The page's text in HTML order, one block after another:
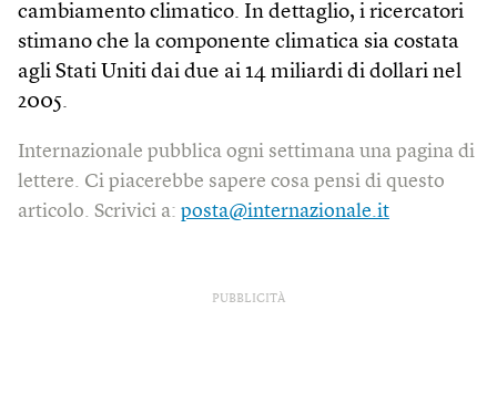
cambiamento climatico. In dettaglio, i ricercatori
stimano che la componente climatica sia costata
agli Stati Uniti dai due ai 14 miliardi di dollari nel
2005.
Internazionale pubblica ogni settimana una pagina di
lettere. Ci piacerebbe sapere cosa pensi di questo
articolo. Scrivici a: posta@internazionale.it
PUBBLICITÀ